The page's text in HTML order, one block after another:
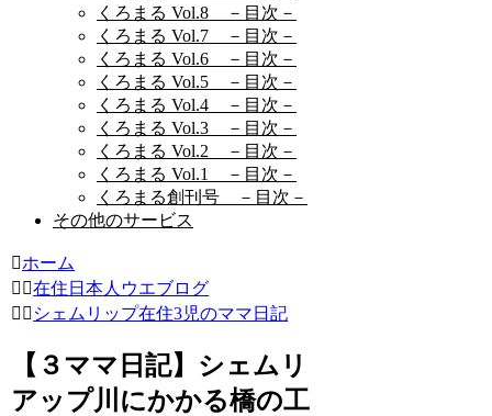
くろまる Vol.8 －目次－
くろまる Vol.7 －目次－
くろまる Vol.6 －目次－
くろまる Vol.5 －目次－
くろまる Vol.4 －目次－
くろまる Vol.3 －目次－
くろまる Vol.2 －目次－
くろまる Vol.1 －目次－
くろまる創刊号 －目次－
その他のサービス
ホーム
在住日本人ウエブログ
シェムリップ在住3児のママ日記
【３ママ日記】シェムリ
アップ川にかかる橋の工